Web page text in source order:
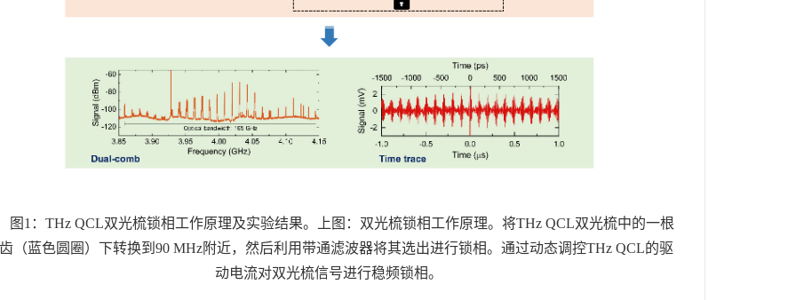
1：THz QCL双光梳锁相工作原理及实验结果。上图：双光梳锁相工作原理。将THz QCL双光梳中的一根
（蓝色圆圈）下转换到90 MHz附近，然后利用带通滤波器将其选出进行锁相。通过动态调控THz QCL的驱
动电流对双光梳信号进行稳频锁相。